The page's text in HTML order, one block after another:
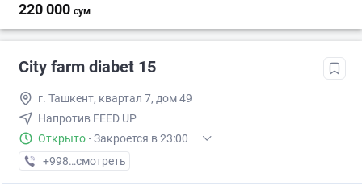
220 000 сум
City farm diabet 15
г. Ташкент, квартал 7, дом 49
Напротив FEED UP
Открыто · Закроется в 23:00
+998 (50) XXX-XX-XX
смотреть